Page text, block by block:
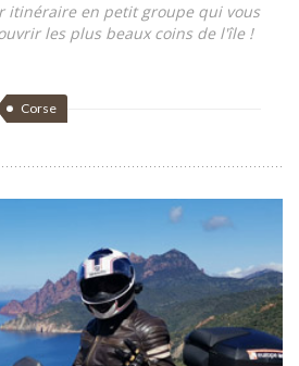
itinéraire en petit groupe qui vous
les plus beaux coins de l'île !
Corse